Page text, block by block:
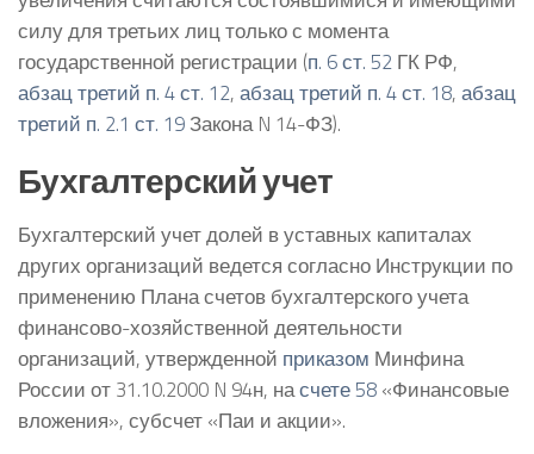
силу для третьих лиц только с момента
государственной регистрации (п. 6 ст. 52 ГК РФ,
абзац третий п. 4 ст. 12, абзац третий п. 4 ст. 18, абзац
третий п. 2.1 ст. 19Закона N 14-ФЗ).
Бухгалтерский учет
Бухгалтерский учет долей в уставных капиталах
других организаций ведется согласно Инструкции по
применению Плана счетов бухгалтерского учета
финансово-хозяйственной деятельности
организаций, утвержденной приказом Минфина
России от 31.10.2000 N 94н, насчете 58 «Финансовые
вложения», субсчет «Паи и акции».